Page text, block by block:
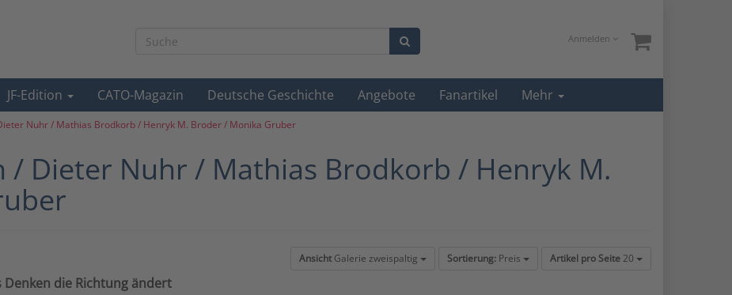
Anmelden
JF-Edition CATO-Magazin Deutsche Geschichte Angebote Fanartikel Mehr
Nuhr / Mathias Brodkorb / Henryk M. Broder / Monika Gruber
/ Dieter Nuhr / Mathias Brodkorb / Henryk M.
AnsichtGalerie zweispaltig Sortierung: Preis Artikel pro Seite20
Denken die Richtung ändert